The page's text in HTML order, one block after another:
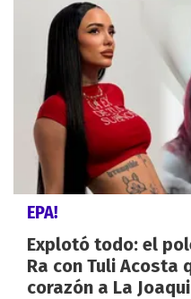
EPA!
Explotó todo: el
Ra con Tuli Acosta
corazón a La Joaqui